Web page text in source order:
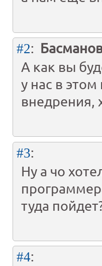
#2:
А как вы
у нас в этом
внедрения,
#3:
Ну а чо
туда
#4: